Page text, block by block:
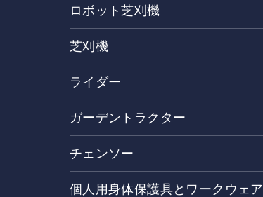
ロボット芝刈機
芝刈機
ライダー
ガーデントラクター
チェンソー
個人用身体保護具とワークウェア